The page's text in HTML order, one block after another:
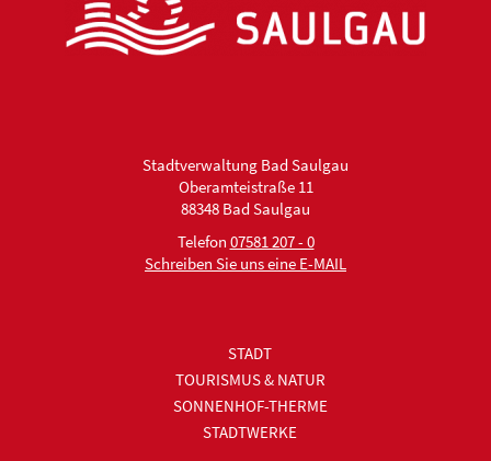
Stadtverwaltung Bad Saulgau
Oberamteistraße 11
88348 Bad Saulgau
Telefon 07581 207 - 0
Schreiben Sie uns eine E-MAIL
STADT
TOURISMUS & NATUR
SONNENHOF-THERME
STADTWERKE